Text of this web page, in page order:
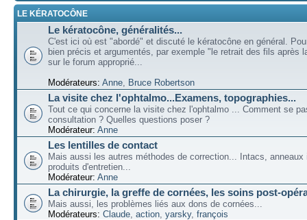
LE KÉRATOCÔNE
Le kératocône, généralités...
C'est ici où est "abordé" et discuté le kératocône en général.
bien précis et argumentés, par exemple "le retrait des fils après
sur le forum approprié...
Modérateurs: Anne, Bruce Robertson
La visite chez l'ophtalmo...Examens, topographies...
Tout ce qui concerne la visite chez l'ophtalmo ... Comment se
consultation ? Quelles questions poser ?
Modérateur: Anne
Les lentilles de contact
Mais aussi les autres méthodes de correction... Intacs, anneaux
produits d'entretien...
Modérateur: Anne
La chirurgie, la greffe de cornées, les soins post-
Mais aussi, les problèmes liés aux dons de cornées...
Modérateurs: Claude, action, yarsky, françois